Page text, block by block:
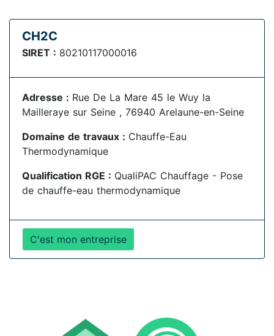
CH2C
SIRET : 80210117000016
Adresse : Rue De La Mare 45 le Wuy la
Mailleraye sur Seine , 76940 Arelaune-en-Seine
Domaine de travaux : Chauffe-Eau
Thermodynamique
Qualification RGE : QualiPAC Chauffage - Pose
de chauffe-eau thermodynamique
C'est mon entreprise